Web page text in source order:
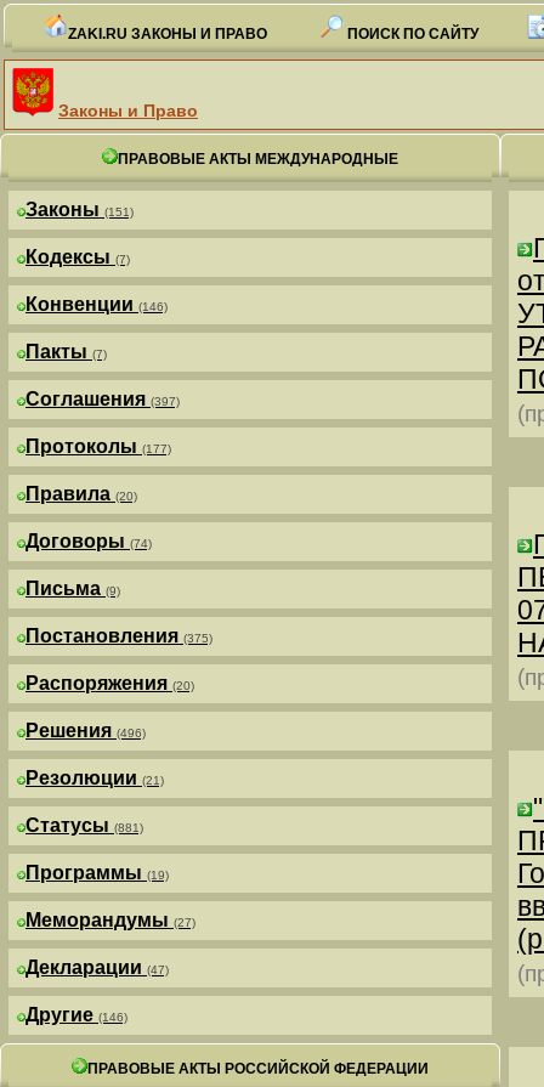
ZAKI.RU ЗАКОНЫ И ПРАВО ПОИСК ПО САЙТУ
Законы и Право
ПРАВОВЫЕ АКТЫ МЕЖДУНАРОДНЫЕ
Законы (151)
Кодексы (7)
Конвенции (146)
Пакты (7)
Соглашения (397)
Протоколы (177)
Правила (20)
Договоры (74)
Письма (9)
Постановления (375)
Распоряжения (20)
Решения (496)
Резолюции (21)
Статусы (881)
Программы (19)
Меморандумы (27)
Декларации (47)
Другие (146)
ПРАВОВЫЕ АКТЫ РОССИЙСКОЙ ФЕДЕРАЦИИ